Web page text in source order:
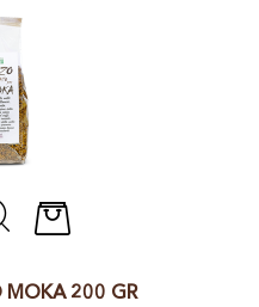
Quantità
MOKA 200 GR